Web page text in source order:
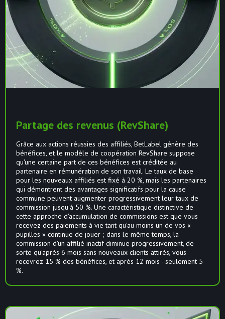
Partage des revenus (RevShare)
Grâce aux actions réussies des affiliés, BetLabel génère des
bénéfices, et le modèle de coopération RevShare suppose
qu'une certaine part de ces bénéfices est créditée au
partenaire en rémunération de son travail. Le taux de base
pour les nouveaux affiliés est fixé à 20 %, mais les partenaires
qui démontrent des avantages significatifs pour la cause
commune peuvent augmenter progressivement leur taux de
commission jusqu'à 50 %. Une caractéristique distinctive de
cette approche d'accumulation de commissions est que vous
recevez des paiements à vie tant qu'au moins un de vos «
pupilles » continue de jouer ; dans le même temps, la
commission d'un affilié inactif diminue progressivement, de
sorte qu'après 6 mois sans nouveaux clients attirés, vous
recevrez 15 % des bénéfices, et après 12 mois - seulement 5
%.